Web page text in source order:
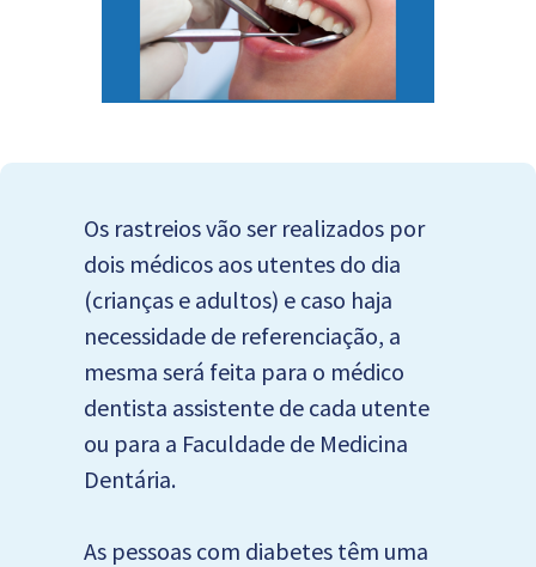
Os rastreios vão ser realizados por
dois médicos aos utentes do dia
(crianças e adultos) e caso haja
necessidade de referenciação, a
mesma será feita para o médico
dentista assistente de cada utente
ou para a Faculdade de Medicina
Dentária.
As pessoas com diabetes têm uma